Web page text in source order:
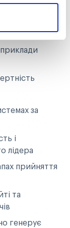
інструменти
приклади
за
і
лідера
прийняття
та
генерує